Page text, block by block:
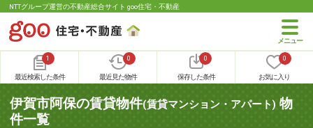
NTTグループ運営の不動産総合サイト goo住宅・不動産
1
最近検索した条件
0
最近見た物件
0
保存した条件
0
お気に入り
伊賀市阿保の賃貸物件(賃貸マンション・アパート) 物
件一覧